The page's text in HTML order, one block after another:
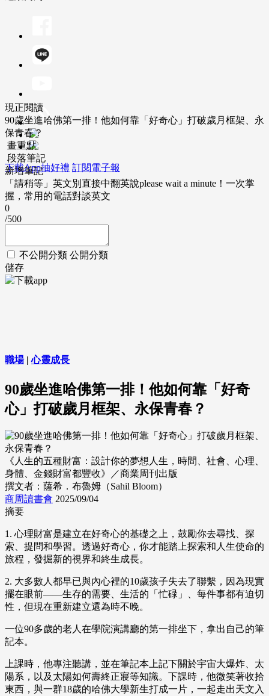
下載App抽好禮 訂閱電子報
現正閱讀
90歲坐進哈佛第一排！他如何靠「好奇心」打破歲月框架、永
保青春？
畫重點
段落筆記
新增筆記
「請稍等」英文別直接中翻英說please wait a minute！一次掌
握，常用的電話對談英文
0
/500
不公開分類 公開分類
儲存
職場|心靈成長
90歲坐進哈佛第一排！他如何靠「好奇
心」打破歲月框架、永保青春？
《人生的五種財富：設計你的夢想人生，時間、社會、心理、
身體、金錢財富都豐收》／商業周刊出版
撰文者：薩希．布魯姆（Sahil Bloom）
商周讀書會 2025/09/04
摘要
1. 心理財富是建立在好奇心的基礎之上，鼓勵你去尋找、探
索、提問和學習。透過好奇心，你才能踏上探索和人生使命的
旅程，發掘新的視界和終生成長。
2. 大多數人都早已與內心裡的10歲孩子失去了聯繫，因為現實
擺在眼前——生存的需要、生活的「忙碌」、每件事都有迫切
性，但現在重新建立還為時不晚。
一位90多歲的老人在學院演講廳的第一排坐下，拿出自己的筆
記本。
上課時，他專注聽講，並在筆記本上記下關於宇宙大爆炸、太
陽系，以及太陽如何壽終正寢等知識。下課時，他微笑著收拾
東西，與一群18歲的哈佛大學新生打成一片，一起走出天文入